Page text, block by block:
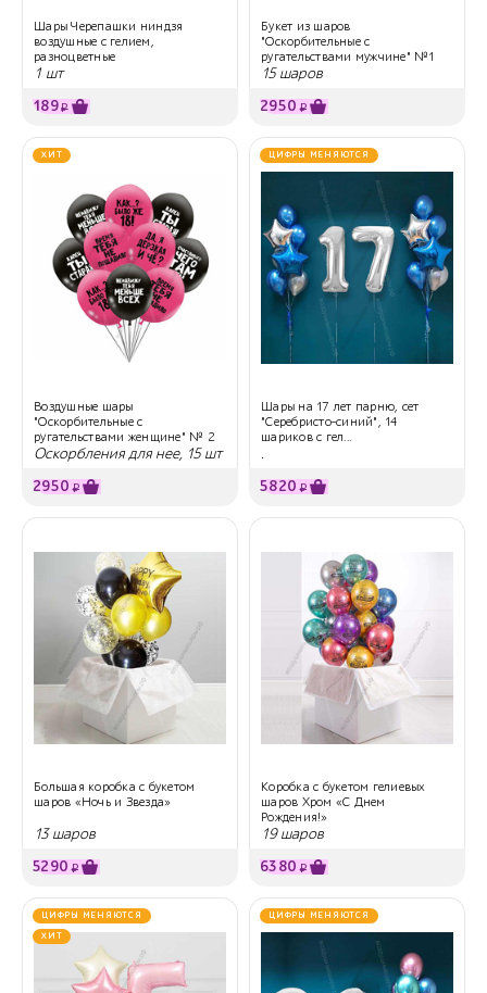
Шары Черепашки ниндзя
воздушные с гелием,
разноцветные
1 шт
189₽
Букет из шаров
"Оскорбительные с
ругательствами мужчине" №1
15 шаров
2950 ₽
ХИТ
Воздушные шары
"Оскорбительные с
ругательствами женщине" № 2
Оскорбления для нее, 15 шт
2950 ₽
ЦИФРЫ МЕНЯЮТСЯ
Шары на 17 лет парню, сет
"Серебристо-синий", 14
шариков с гел...
.
5820 ₽
Большая коробка с букетом
шаров «Ночь и Звезда»
13 шаров
5290 ₽
Коробка с букетом гелиевых
шаров Хром «С Днем
Рождения!»
19 шаров
6380 ₽
ЦИФРЫ МЕНЯЮТСЯ
ХИТ
ЦИФРЫ МЕНЯЮТСЯ